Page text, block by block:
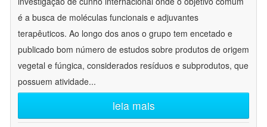
é a busca de moléculas funcionais e adjuvantes
terapêuticos. Ao longo dos anos o grupo tem encetado e
publicado bom número de estudos sobre produtos de origem
vegetal e fúngica, considerados resíduos e subprodutos, que
possuem atividade...
leia mais